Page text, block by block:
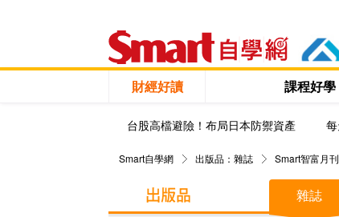
財經好讀 課程好學
台股高檔避險！布局日本防禦資產 每
Smart自學網 出版品：雜誌 Smart智富月
雜誌